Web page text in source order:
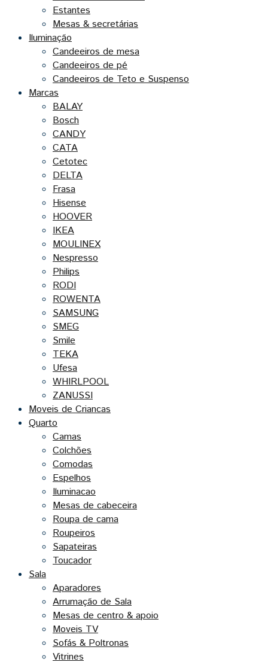
Estantes
Mesas & secretárias
Iluminação
Candeeiros de mesa
Candeeiros de pé
Candeeiros de Teto e Suspenso
Marcas
BALAY
Bosch
CANDY
CATA
Cetotec
DELTA
Frasa
Hisense
HOOVER
IKEA
MOULINEX
Nespresso
Philips
RODI
ROWENTA
SAMSUNG
SMEG
Smile
TEKA
Ufesa
WHIRLPOOL
ZANUSSI
Moveis de Criancas
Quarto
Camas
Colchões
Comodas
Espelhos
Iluminacao
Mesas de cabeceira
Roupa de cama
Roupeiros
Sapateiras
Toucador
Sala
Aparadores
Arrumação de Sala
Mesas de centro & apoio
Moveis TV
Sofás & Poltronas
Vitrines